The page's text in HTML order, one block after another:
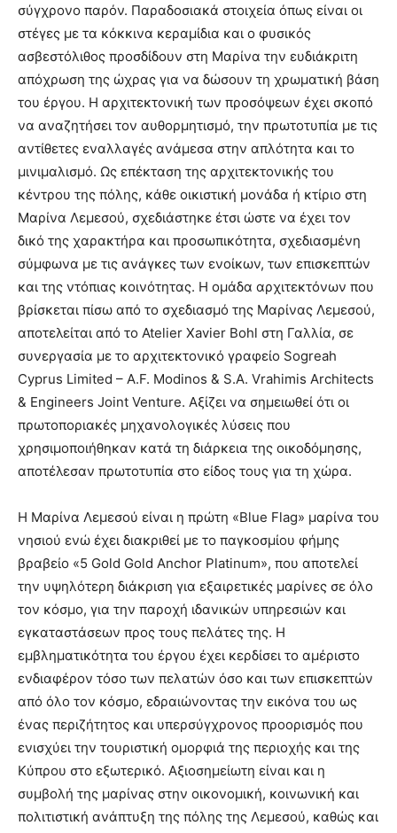
σύγχρονο παρόν. Παραδοσιακά στοιχεία όπως είναι οι
στέγες με τα κόκκινα κεραμίδια και ο φυσικός
ασβεστόλιθος προσδίδουν στη Μαρίνα την ευδιάκριτη
απόχρωση της ώχρας για να δώσουν τη χρωματική βάση
του έργου. Η αρχιτεκτονική των προσόψεων έχει σκοπό
να αναζητήσει τον αυθορμητισμό, την πρωτοτυπία με τις
αντίθετες εναλλαγές ανάμεσα στην απλότητα και το
μινιμαλισμό. Ως επέκταση της αρχιτεκτονικής του
κέντρου της πόλης, κάθε οικιστική μονάδα ή κτίριο στη
Μαρίνα Λεμεσού, σχεδιάστηκε έτσι ώστε να έχει τον
δικό της χαρακτήρα και προσωπικότητα, σχεδιασμένη
σύμφωνα με τις ανάγκες των ενοίκων, των επισκεπτών
και της ντόπιας κοινότητας. Η ομάδα αρχιτεκτόνων που
βρίσκεται πίσω από το σχεδιασμό της Μαρίνας Λεμεσού,
αποτελείται από το Atelier Xavier Bohl στη Γαλλία, σε
συνεργασία με το αρχιτεκτονικό γραφείο Sogreah
Cyprus Limited – A.F. Modinos & S.A. Vrahimis Architects
& Engineers Joint Venture. Αξίζει να σημειωθεί ότι οι
πρωτοποριακές μηχανολογικές λύσεις που
χρησιμοποιήθηκαν κατά τη διάρκεια της οικοδόμησης,
αποτέλεσαν πρωτοτυπία στο είδος τους για τη χώρα.
Η Μαρίνα Λεμεσού είναι η πρώτη «Blue Flag» μαρίνα του
νησιού ενώ έχει διακριθεί με το παγκοσμίου φήμης
βραβείο «5 Gold Gold Anchor Platinum», που αποτελεί
την υψηλότερη διάκριση για εξαιρετικές μαρίνες σε όλο
τον κόσμο, για την παροχή ιδανικών υπηρεσιών και
εγκαταστάσεων προς τους πελάτες της. Η
εμβληματικότητα του έργου έχει κερδίσει το αμέριστο
ενδιαφέρον τόσο των πελατών όσο και των επισκεπτών
από όλο τον κόσμο, εδραιώνοντας την εικόνα του ως
ένας περιζήτητος και υπερσύγχρονος προορισμός που
ενισχύει την τουριστική ομορφιά της περιοχής και της
Κύπρου στο εξωτερικό. Αξιοσημείωτη είναι και η
συμβολή της μαρίνας στην οικονομική, κοινωνική και
πολιτιστική ανάπτυξη της πόλης της Λεμεσού, καθώς και